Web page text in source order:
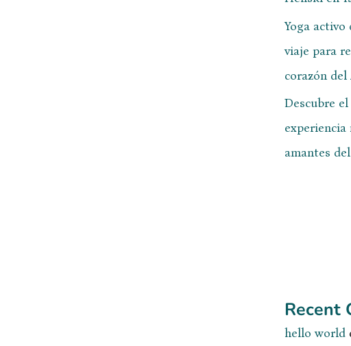
Yoga
viaje para
corazón
Descubre
experiencia
amantes
Recent
hello world